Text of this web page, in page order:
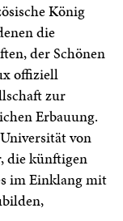
König
die
der Schönen
offiziell
zur
Erbauung.
von
die künftigen
im Einklang mit